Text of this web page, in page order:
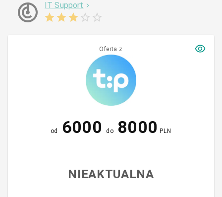
IT Support
Oferta z
od 6000 do 8000 PLN
NIEAKTUALNA